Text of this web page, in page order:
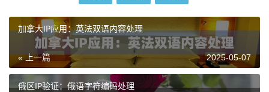
的困扰。神龙海外代理IP特别开通的NT$本地化系统，从
选择方案到完成付款全程无需换汇：
登入官网后切换语言为繁体中文
价格筛选器选择"显示新台币报价"
加拿大IP应用：英法双语内容处理
« 上一篇 2025-05-07
俄区IP验证：俄语字符编码处理